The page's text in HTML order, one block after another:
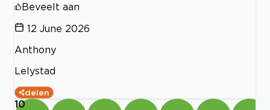
Beveelt aan
12 June 2026
Anthony
Lelystad
delen
10